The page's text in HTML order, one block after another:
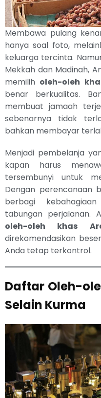
Membawa pulang
hanya soal foto,
keluarga tercinta.
Mekkah dan Madinah,
memilih oleh-oleh
benar berkualitas.
membuat jamaah
sebenarnya tidak
bahkan membayar
Menjadi pembelanja
kapan harus
tersembunyi untuk
Dengan perencanaan
berbagi
tabungan perjalanan.
oleh-oleh khas
direkomendasikan
Anda tetap terkontrol.
Daftar Oleh-
Selain Kurma